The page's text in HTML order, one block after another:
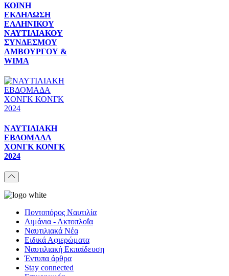
ΚΟΙΝΗ
ΕΚΔΗΛΩΣΗ
ΕΛΛΗΝΙΚΟΥ
ΝΑΥΤΙΛΙΑΚΟΥ
ΣΥΝΔΕΣΜΟΥ
ΑΜΒΟΥΡΓΟΥ &
WIMA
ΝΑΥΤΙΛΙΑΚΗ
ΕΒΔΟΜΑΔΑ
ΧΟΝΓΚ ΚΟΝΓΚ
2024
Ποντοπόρος Ναυτιλία
Λιμάνια - Ακτοπλοΐα
Ναυτιλιακά Νέα
Ειδικά Αφιερώματα
Ναυτιλιακή Εκπαίδευση
Έντυπα άρθρα
Stay connected